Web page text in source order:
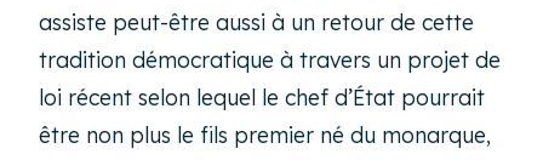
assiste peut-être aussi à un retour de cette
tradition démocratique à travers un projet de
loi récent selon lequel le chef d’État pourrait
être non plus le fils premier né du monarque,